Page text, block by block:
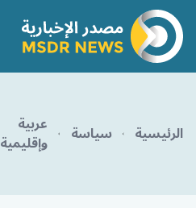
الرئيسية سياسة عربية
وإقليمية